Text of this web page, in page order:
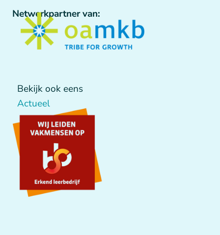
Netwerkpartner van:
Bekijk ook eens
Actueel